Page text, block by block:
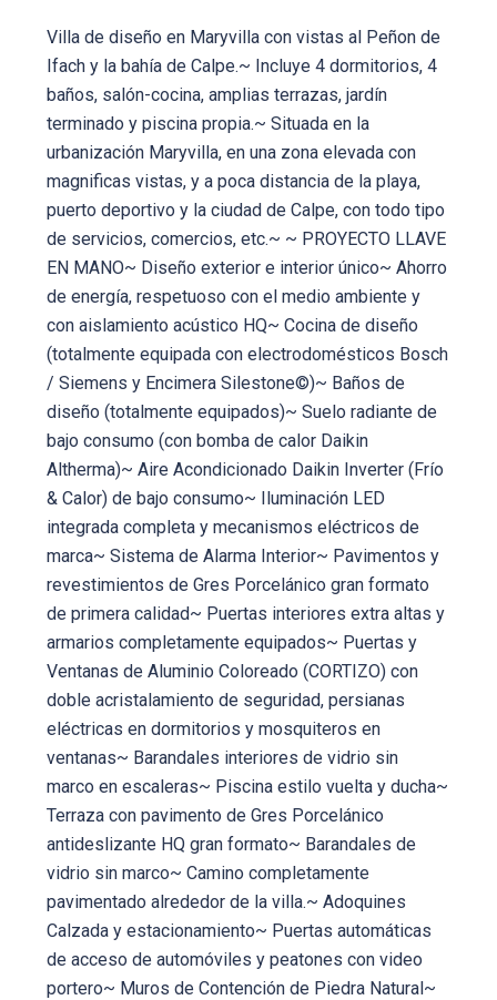
Villa de diseño en Maryvilla con vistas al Peñon de
Ifach y la bahía de Calpe.~ Incluye 4 dormitorios, 4
baños, salón-cocina, amplias terrazas, jardín
terminado y piscina propia.~ Situada en la
urbanización Maryvilla, en una zona elevada con
magnificas vistas, y a poca distancia de la playa,
puerto deportivo y la ciudad de Calpe, con todo tipo
de servicios, comercios, etc.~ ~ PROYECTO LLAVE
EN MANO~ Diseño exterior e interior único~ Ahorro
de energía, respetuoso con el medio ambiente y
con aislamiento acústico HQ~ Cocina de diseño
(totalmente equipada con electrodomésticos Bosch
/ Siemens y Encimera Silestone©)~ Baños de
diseño (totalmente equipados)~ Suelo radiante de
bajo consumo (con bomba de calor Daikin
Altherma)~ Aire Acondicionado Daikin Inverter (Frío
& Calor) de bajo consumo~ Iluminación LED
integrada completa y mecanismos eléctricos de
marca~ Sistema de Alarma Interior~ Pavimentos y
revestimientos de Gres Porcelánico gran formato
de primera calidad~ Puertas interiores extra altas y
armarios completamente equipados~ Puertas y
Ventanas de Aluminio Coloreado (CORTIZO) con
doble acristalamiento de seguridad, persianas
eléctricas en dormitorios y mosquiteros en
ventanas~ Barandales interiores de vidrio sin
marco en escaleras~ Piscina estilo vuelta y ducha~
Terraza con pavimento de Gres Porcelánico
antideslizante HQ gran formato~ Barandales de
vidrio sin marco~ Camino completamente
pavimentado alrededor de la villa.~ Adoquines
Calzada y estacionamiento~ Puertas automáticas
de acceso de automóviles y peatones con video
portero~ Muros de Contención de Piedra Natural~